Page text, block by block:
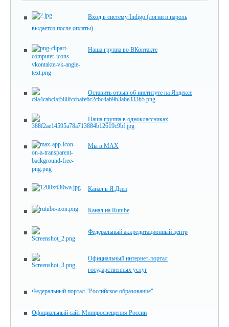
Вход в систему Indigo (логин и пароль
выдается после оплаты)
Наша группа во ВКонтакте
Оставить отзыв об институте на Яндексе
Наша группа в одноклассниках
Мы в MAX
Канал в Я.Дзен
Канал на Rutube
Федеральный аккредитационный центр
Официальный интернет-портал
государственных услуг
Федеральный портал "Российское образование"
Официальный сайт Минпросвещения России